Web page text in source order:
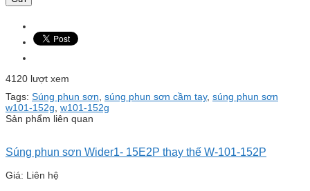
4120 lượt xem
Tags: Súng phun sơn súng phun sơn cầm tay, súng phun sơn
w101-152g w101-152g
Sản phẩm liên quan
Súng phun sơn Wider1- 15E2P thay thế W-101-152P
Giá: Liên hệ